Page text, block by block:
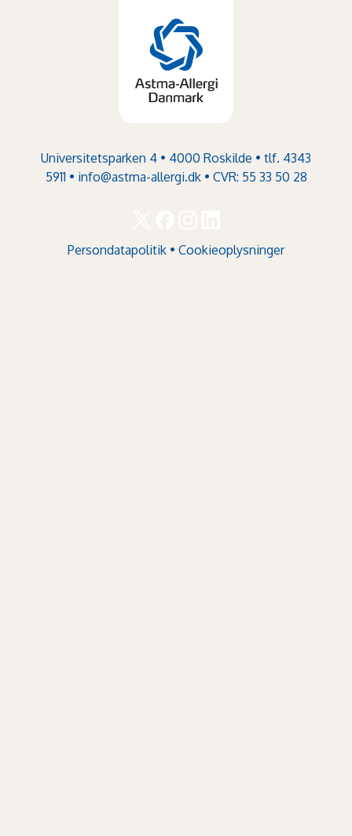
Universitetsparken 4 • 4000 Roskilde • tlf. 4343
5911 • info@astma-allergi.dk• CVR: 55 33 50 28
Persondatapolitik • Cookieoplysninger